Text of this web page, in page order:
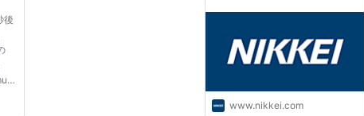
後
www.nikkei.com